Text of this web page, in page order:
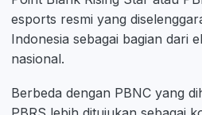
esports resmi yang
Indonesia sebagai bagian dari
nasional.
Berbeda dengan PBNC yang